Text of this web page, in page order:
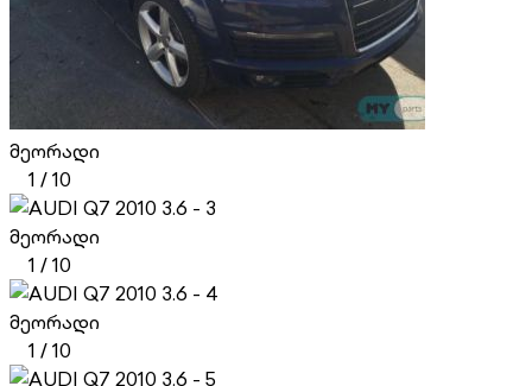
მეორადი
1 /10
მეორადი
1 /10
მეორადი
1 /10